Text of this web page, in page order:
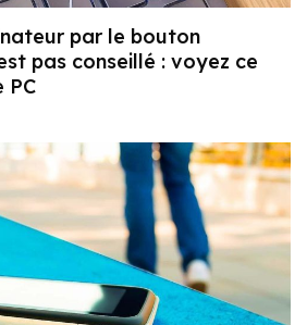
par le bouton
pas conseillé : voyez ce
PC